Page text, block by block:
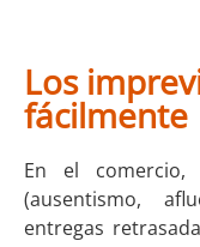
Los
fácilmente
En el comercio,
(ausentismo,
entregas